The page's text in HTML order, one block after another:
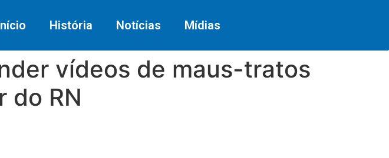
História Notícias Mídias
vídeos de maus-tratos
do RN